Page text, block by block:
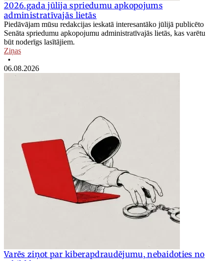
2026.gada jūlija spriedumu apkopojums
administratīvajās lietās
Piedāvājam mūsu redakcijas ieskatā interesantāko jūlijā publicēto
Senāta spriedumu apkopojumu administratīvajās lietās, kas varētu
būt noderīgs lasītājiem.
Ziņas
•
06.08.2026
Varēs ziņot par kiberapdraudējumu, nebaidoties no